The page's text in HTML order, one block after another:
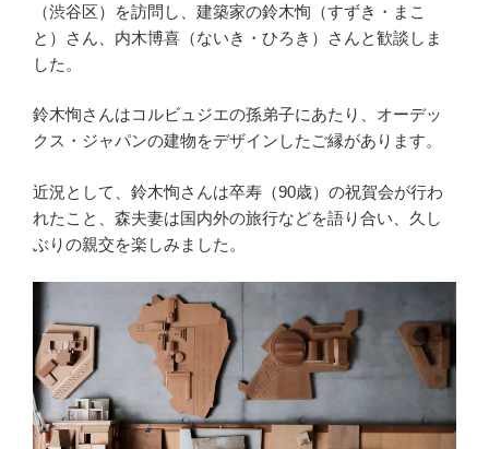
（渋谷区）を訪問し、建築家の鈴木恂（すずき・まこ
と）さん、内木博喜（ないき・ひろき）さんと歓談しま
した。
鈴木恂さんはコルビュジエの孫弟子にあたり、オーデッ
クス・ジャパンの建物をデザインしたご縁があります。
近況として、鈴木恂さんは卒寿（90歳）の祝賀会が行わ
れたこと、森夫妻は国内外の旅行などを語り合い、久し
ぶりの親交を楽しみました。